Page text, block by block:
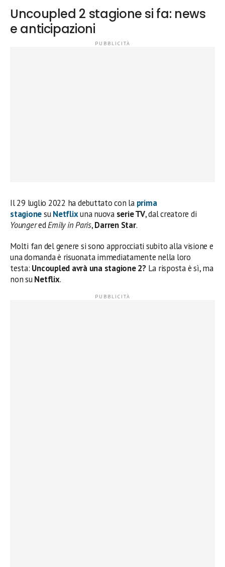
Uncoupled 2 stagione si fa: news
e anticipazioni
Il 29 luglio 2022 ha debuttato con la prima
stagionesuNetflixuna nuova serie TV, dal creatore di
YoungeredEmily in Paris,Darren Star.
Molti fan del genere si sono approcciati subito alla visione e
una domanda è risuonata immediatamente nella loro
testa: Uncoupled avrà una stagione 2?La risposta è sì, ma
non suNetflix.